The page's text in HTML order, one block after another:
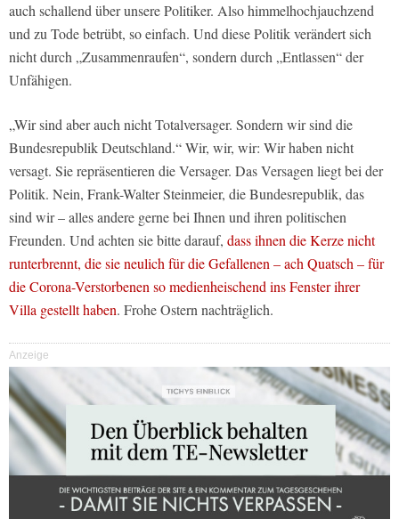
auch schallend über unsere Politiker. Also himmelhochjauchzend
und zu Tode betrübt, so einfach. Und diese Politik verändert sich
nicht durch „Zusammenraufen“, sondern durch „Entlassen“ der
Unfähigen.
„Wir sind aber auch nicht Totalversager. Sondern wir sind die
Bundesrepublik Deutschland.“ Wir, wir, wir: Wir haben nicht
versagt. Sie repräsentieren die Versager. Das Versagen liegt bei der
Politik. Nein, Frank-Walter Steinmeier, die Bundesrepublik, das
sind wir – alles andere gerne bei Ihnen und ihren politischen
Freunden. Und achten sie bitte darauf, dass ihnen die Kerze nicht
runterbrennt, die sie neulich für die Gefallenen – ach Quatsch – für
die Corona-Verstorbenen so medienheischend ins Fenster ihrer
Villa gestellt haben. Frohe Ostern nachträglich.
Anzeige